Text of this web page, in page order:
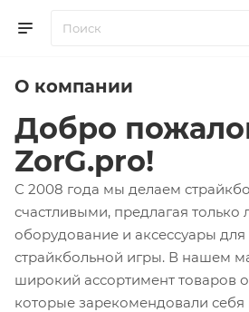
О компании
Добро
ZorG.pro!
С 2008 года мы делаем
счастливыми, предлагая только
оборудование и аксессуары
страйкбольной игры. В нашем
широкий ассортимент товаров
которые зарекомендовали